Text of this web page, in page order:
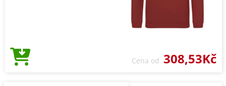
Cena od 308,53Kč